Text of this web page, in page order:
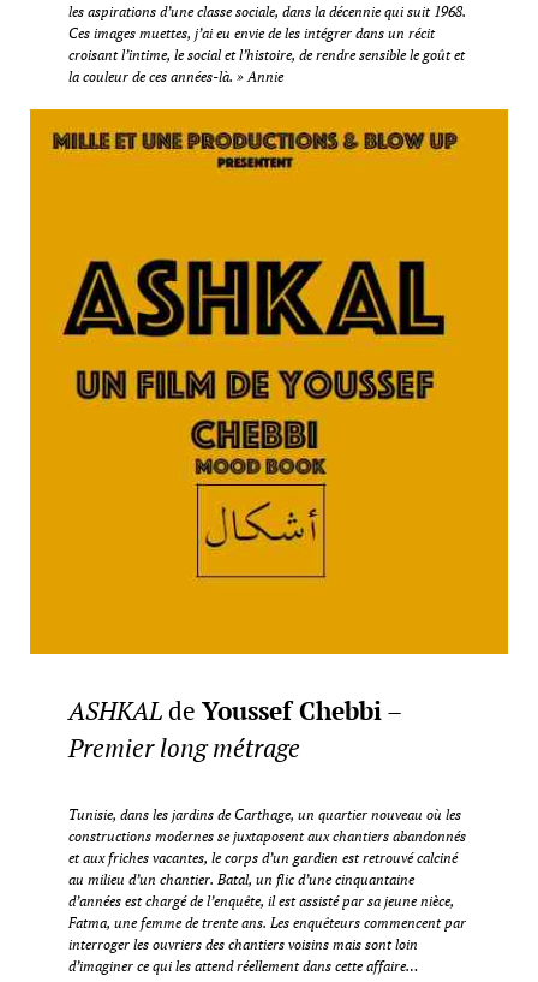
les aspirations d’une classe sociale, dans la décennie qui suit 1968.
Ces images muettes, j’ai eu envie de les intégrer dans un récit
croisant l’intime, le social et l’histoire, de rendre sensible le goût et
la couleur de ces années-là. » Annie
ASHKALde Youssef Chebbi –
Premier long métrage
Tunisie, dans les jardins de Carthage, un quartier nouveau où les
constructions modernes se juxtaposent aux chantiers abandonnés
et aux friches vacantes, le corps d’un gardien est retrouvé calciné
au milieu d’un chantier. Batal, un flic d’une cinquantaine
d’années est chargé de l’enquête, il est assisté par sa jeune nièce,
Fatma, une femme de trente ans. Les enquêteurs commencent par
interroger les ouvriers des chantiers voisins mais sont loin
d’imaginer ce qui les attend réellement dans cette affaire…